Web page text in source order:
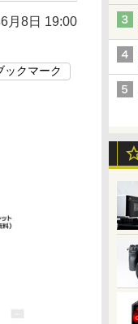
月8日 19:00
ックマーク